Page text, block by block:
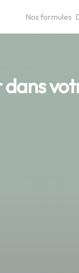
Nos formules